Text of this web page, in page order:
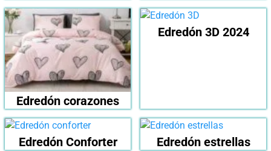
Edredón corazones
Edredón 3D 2024
Edredón Conforter Edredón estrellas